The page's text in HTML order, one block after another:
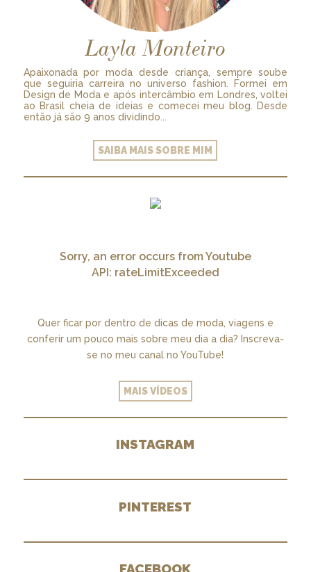
Layla Monteiro
Apaixonada por moda desde criança, sempre soube
que seguiria carreira no universo fashion. Formei em
Design de Moda e após intercâmbio em Londres, voltei
ao Brasil cheia de ideias e comecei meu blog. Desde
então já são 9 anos dividindo...
SAIBA MAIS SOBRE MIM
Sorry, an error occurs from Youtube
API: rateLimitExceeded
Quer ficar por dentro de dicas de moda, viagens e
conferir um pouco mais sobre meu dia a dia? Inscreva-
se no meu canal no YouTube!
MAIS VÍDEOS
INSTAGRAM
PINTEREST
FACEBOOK